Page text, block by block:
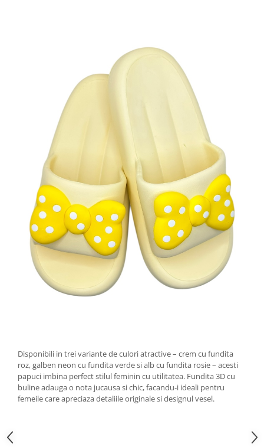
Disponibili in trei variante de culori atractive – crem cu fundita
roz, galben neon cu fundita verde si alb cu fundita rosie – acesti
papuci imbina perfect stilul feminin cu utilitatea. Fundita 3D cu
buline adauga o nota jucausa si chic, facandu-i ideali pentru
femeile care apreciaza detaliile originale si designul vesel.